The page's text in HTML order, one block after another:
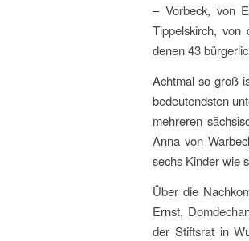
– Vorbeck, von
Tippelskirch,
denen 43
Achtmal so groß
bedeutendsten
mehreren
Anna von
sechs Kinder wie
Über die
Ernst,
der Stiftsrat in